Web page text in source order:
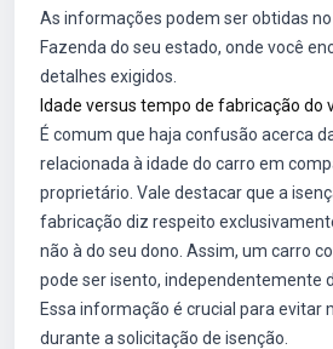
As informações podem ser obtidas
Fazenda do seu estado, onde você
detalhes exigidos.
Idade versus tempo de fabricação do
É comum que haja confusão acerca
relacionada à idade do carro em
proprietário. Vale destacar que a
fabricação diz respeito
não à do seu dono. Assim, um carro
pode ser isento, independentemente
Essa informação é crucial para evitar
durante a solicitação de isenção.